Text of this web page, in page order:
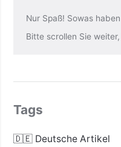
Nur Spaß! Sowas
Bitte scrollen Sie
Tags
🇩🇪 Deutsche Artikel